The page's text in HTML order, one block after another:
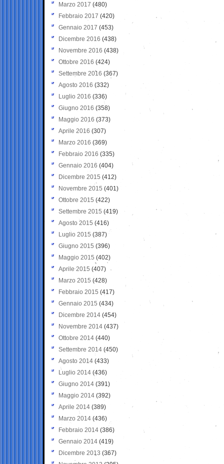
Marzo 2017 (480)
Febbraio 2017 (420)
Gennaio 2017 (453)
Dicembre 2016 (438)
Novembre 2016 (438)
Ottobre 2016 (424)
Settembre 2016 (367)
Agosto 2016 (332)
Luglio 2016 (336)
Giugno 2016 (358)
Maggio 2016 (373)
Aprile 2016 (307)
Marzo 2016 (369)
Febbraio 2016 (335)
Gennaio 2016 (404)
Dicembre 2015 (412)
Novembre 2015 (401)
Ottobre 2015 (422)
Settembre 2015 (419)
Agosto 2015 (416)
Luglio 2015 (387)
Giugno 2015 (396)
Maggio 2015 (402)
Aprile 2015 (407)
Marzo 2015 (428)
Febbraio 2015 (417)
Gennaio 2015 (434)
Dicembre 2014 (454)
Novembre 2014 (437)
Ottobre 2014 (440)
Settembre 2014 (450)
Agosto 2014 (433)
Luglio 2014 (436)
Giugno 2014 (391)
Maggio 2014 (392)
Aprile 2014 (389)
Marzo 2014 (436)
Febbraio 2014 (386)
Gennaio 2014 (419)
Dicembre 2013 (367)